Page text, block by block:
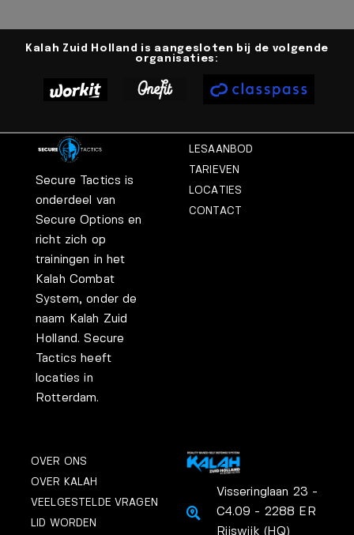
Kalah Zuid Holland is aangesloten bij de volgende
organisaties:
Secure Tactics is
onderdeel van
Secure Options en
richt zich op
trainingen in het
Kalah Combat
System, onder de
naam Kalah Zuid
Holland. Secure
Tactics heeft
locaties in
Rotterdam.
LESAANBOD
TARIEVEN
LOCATIES
CONTACT
OVER ONS
OVER KALAH
VEELGESTELDE VRAGEN
LID WORDEN
Visseringlaan 23 -
C4.09 - 2288 ER
Rijswijk (HQ)